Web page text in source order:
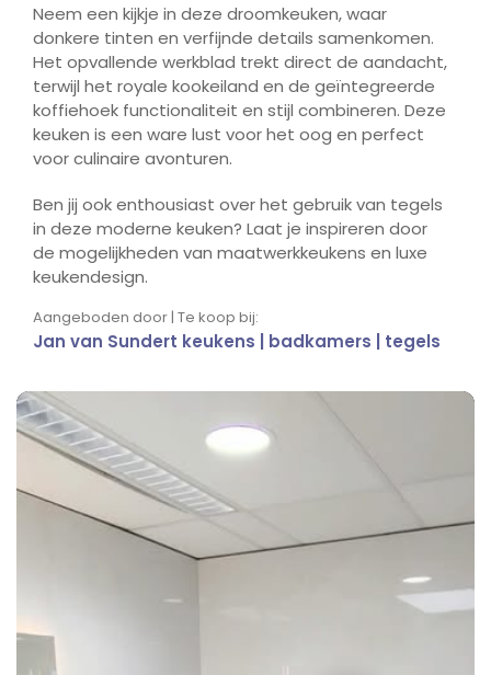
Neem een kijkje in deze droomkeuken, waar
donkere tinten en verfijnde details samenkomen.
Het opvallende werkblad trekt direct de aandacht,
terwijl het royale kookeiland en de geïntegreerde
koffiehoek functionaliteit en stijl combineren. Deze
keuken is een ware lust voor het oog en perfect
voor culinaire avonturen.
Ben jij ook enthousiast over het gebruik van tegels
in deze moderne keuken? Laat je inspireren door
de mogelijkheden van maatwerkkeukens en luxe
keukendesign.
Aangeboden door | Te koop bij:
Jan van Sundert keukens | badkamers | tegels